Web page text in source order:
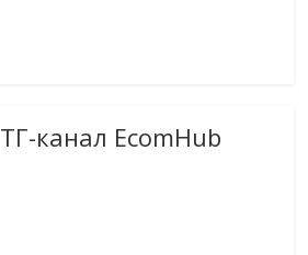
ТГ-канал EcomHub